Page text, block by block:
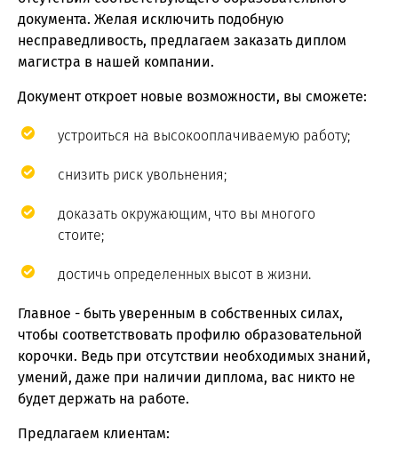
документа. Желая исключить подобную
несправедливость, предлагаем заказать диплом
магистра в нашей компании.
Документ откроет новые возможности, вы сможете:
устроиться на высокооплачиваемую работу;
снизить риск увольнения;
доказать окружающим, что вы многого
стоите;
достичь определенных высот в жизни.
Главное - быть уверенным в собственных силах,
чтобы соответствовать профилю образовательной
корочки. Ведь при отсутствии необходимых знаний,
умений, даже при наличии диплома, вас никто не
будет держать на работе.
Предлагаем клиентам: